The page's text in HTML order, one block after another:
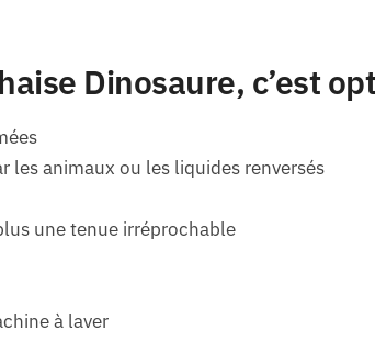
Dinosaure, c’est
les animaux ou les liquides renversés
une tenue irréprochable
à laver